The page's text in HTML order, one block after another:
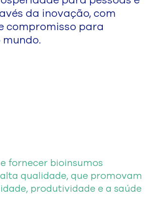
da inovação, com
compromisso para
fornecer bioinsumos
qualidade, que promovam
produtividade e a saúde